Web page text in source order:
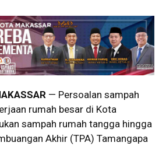
— Persoalan sampah
rumah besar di Kota
sampah rumah tangga hingga
Akhir (TPA) Tamangapa